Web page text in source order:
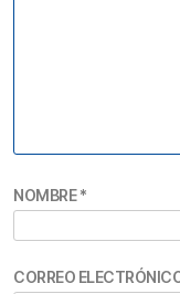
NOMBRE*
CORREO